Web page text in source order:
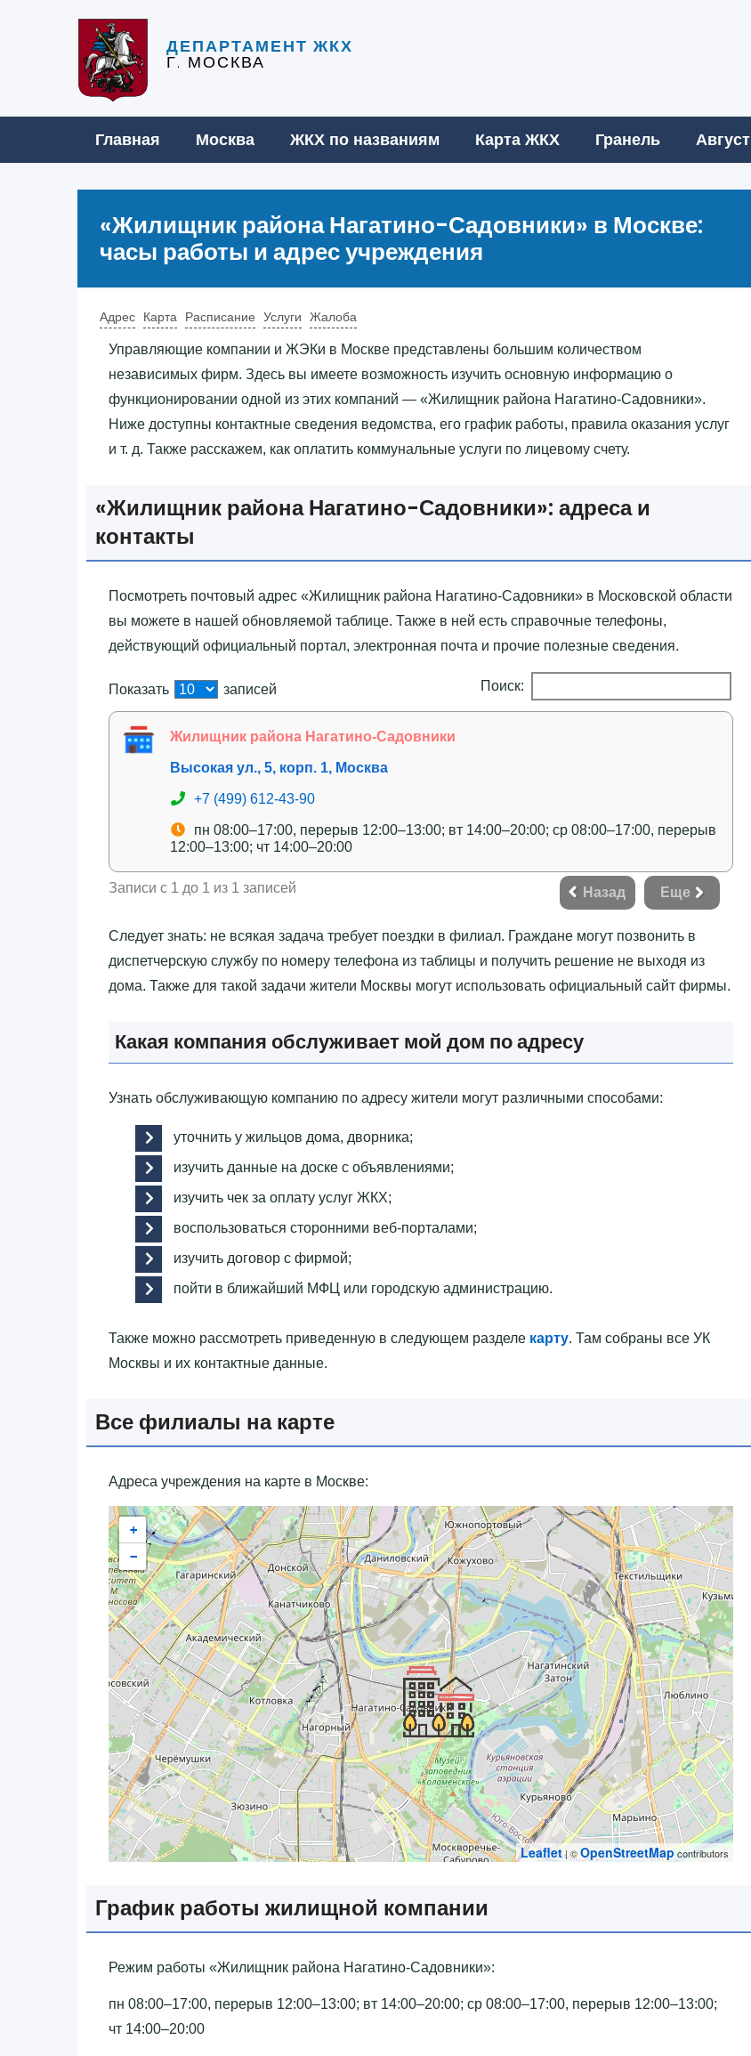
ДЕПАРТАМЕНТ ЖКХ
Г. МОСКВА
Главная Москва ЖКХ по названиям Карта ЖКХ Гранель Август
«‎Жилищник района Нагатино-Садовники»‎ в Москве:
часы работы и адрес учреждения
Адрес Карта Расписание Услуги Жалоба
Управляющие компании и ЖЭКи в Москве представлены большим количеством
независимых фирм. Здесь вы имеете возможность изучить основную информацию о
функционировании одной из этих компаний — «‎Жилищник района Нагатино-Садовники»‎.
Ниже доступны контактные сведения ведомства, его график работы, правила оказания услуг
и т. д. Также расскажем, как оплатить коммунальные услуги по лицевому счету.
«‎Жилищник района Нагатино-Садовники»‎: адреса и
контакты
Посмотреть почтовый адрес «‎Жилищник района Нагатино-Садовники»‎ в Московской области
вы можете в нашей обновляемой таблице. Также в ней есть справочные телефоны,
действующий официальный портал, электронная почта и прочие полезные сведения.
Показать записей Поиск:
Жилищник района Нагатино-Садовники
Высокая ул., 5, корп. 1, Москва
+7 (499) 612-43-90
пн 08:00–17:00, перерыв 12:00–13:00; вт 14:00–20:00; ср 08:00–17:00, перерыв
12:00–13:00; чт 14:00–20:00
Записи с 1 до 1 из 1 записей Назад Еще
Следует знать: не всякая задача требует поездки в филиал. Граждане могут позвонить в
диспетчерскую службу по номеру телефона из таблицы и получить решение не выходя из
дома. Также для такой задачи жители Москвы могут использовать официальный сайт фирмы.
Какая компания обслуживает мой дом по адресу
Узнать обслуживающую компанию по адресу жители могут различными способами:
уточнить у жильцов дома, дворника;
изучить данные на доске с объявлениями;
изучить чек за оплату услуг ЖКХ;
воспользоваться сторонними веб-порталами;
изучить договор с фирмой;
пойти в ближайший МФЦ или городскую администрацию.
Также можно рассмотреть приведенную в следующем разделе карту. Там собраны все УК
Москвы и их контактные данные.
Все филиалы на карте
Адреса учреждения на карте в Москве:
+
−
Leaflet| ©OpenStreetMapcontributors
График работы жилищной компании
Режим работы «‎Жилищник района Нагатино-Садовники»‎:
пн 08:00–17:00, перерыв 12:00–13:00; вт 14:00–20:00; ср 08:00–17:00, перерыв 12:00–13:00;
чт 14:00–20:00